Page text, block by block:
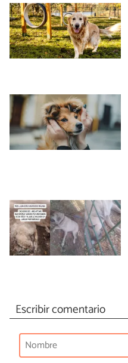
Escribir comentario